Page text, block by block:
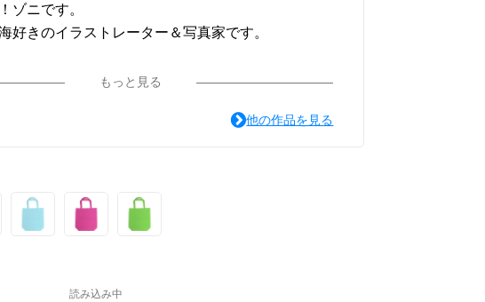
ゾニです。
好きのイラストレーター＆写真家です。
ピクス」というショップを
学卒
術、絵画、写真に興味を持ち、高校で
仕事を多数手がける。
もっと見る
他の作品を見る